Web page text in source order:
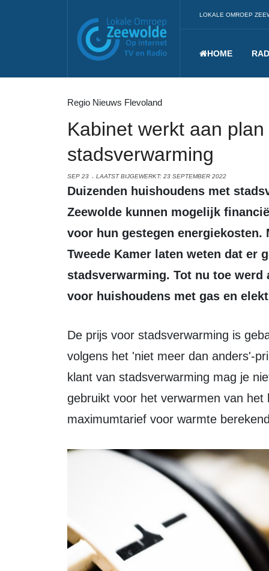
LOKALE OMROEP
HOME
Regio Nieuws Flevoland
Kabinet werkt aan
stadsverwarming
SEP 23 LAATST BIJGEWERKT: 23 SEPTEMBER 2022
Duizenden huishoudens met stadsverwarming in Almere, Lelystad en
Zeewolde kunnen mogelijk
voor hun gestegen
Tweede Kamer laten weten dat er
stadsverwarming. Tot nu toe
voor huishoudens met gas en
De prijs voor stadsverwarming is gebaseerd op de gasprijs. Die koppeling is
volgens het 'niet meer dan anders'-
klant van stadsverwarming mag je
gebruikt voor het verwarmen van
maximumtarief voor warmte